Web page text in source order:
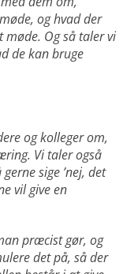
og hvad der
Og så taler vi
de kan bruge
og kolleger om,
Vi taler også
sige ’nej, det
vil give en
præcist gør, og
det på, så der